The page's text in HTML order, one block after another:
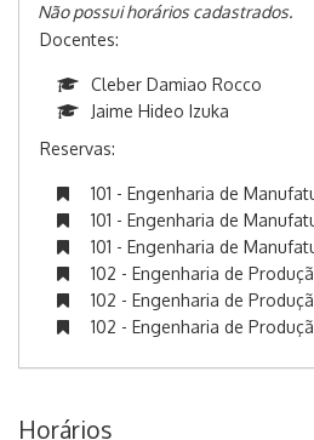
Não possui horários cadastrados.
Docentes:
Cleber Damiao Rocco
Jaime Hideo Izuka
Reservas:
101 - Engenharia de
101 - Engenharia de
101 - Engenharia de
102 - Engenharia de
102 - Engenharia de
102 - Engenharia de
Horários